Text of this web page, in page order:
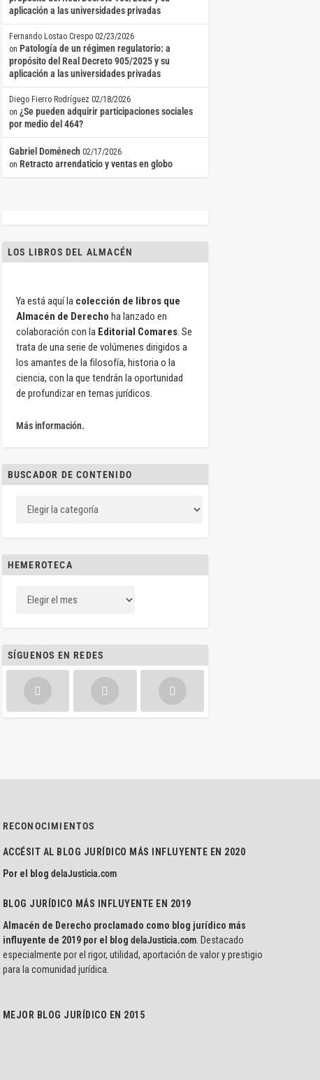
aplicación a las universidades privadas
Fernando Lostao Crespo 02/23/2026
on Patología de un régimen regulatorio: a
propósito del Real Decreto 905/2025 y su
aplicación a las universidades privadas
Diego Fierro Rodríguez 02/18/2026
on ¿Se pueden adquirir participaciones sociales
por medio del 464?
Gabriel Doménech 02/17/2026
on Retracto arrendaticio y ventas en globo
LOS LIBROS DEL ALMACÉN
Ya está aquí la colección de libros que
Almacén de Derecho ha lanzado en
colaboración con la Editorial Comares. Se
trata de una serie de volúmenes dirigidos a
los amantes de la filosofía, historia o la
ciencia, con la que tendrán la oportunidad
de profundizar en temas jurídicos.
Más información.
BUSCADOR DE CONTENIDO
HEMEROTECA
SÍGUENOS EN REDES
RECONOCIMIENTOS
ACCÉSIT AL BLOG JURÍDICO MÁS INFLUYENTE EN 2020
Por el blog delaJusticia.com
BLOG JURÍDICO MÁS INFLUYENTE EN 2019
Almacén de Derecho proclamado como blog jurídico más
influyente de 2019 por el blog delaJusticia.com. Destacado
especialmente por el rigor, utilidad, aportación de valor y prestigio
para la comunidad jurídica.
MEJOR BLOG JURÍDICO EN 2015